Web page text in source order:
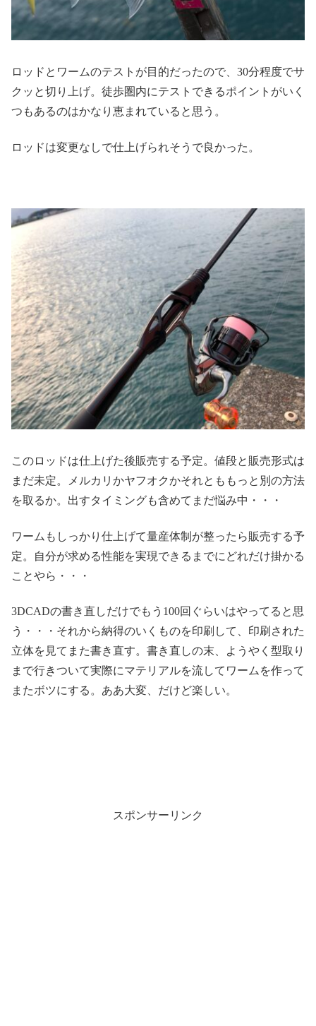
ロッドとワームのテストが目的だったので、30分程度でサ
クッと切り上げ。徒歩圏内にテストできるポイントがいく
つもあるのはかなり恵まれていると思う。
ロッドは変更なしで仕上げられそうで良かった。
このロッドは仕上げた後販売する予定。値段と販売形式は
まだ未定。メルカリかヤフオクかそれとももっと別の方法
を取るか。出すタイミングも含めてまだ悩み中・・・
ワームもしっかり仕上げて量産体制が整ったら販売する予
定。自分が求める性能を実現できるまでにどれだけ掛かる
ことやら・・・
3DCADの書き直しだけでもう100回ぐらいはやってると思
う・・・それから納得のいくものを印刷して、印刷された
立体を見てまた書き直す。書き直しの末、ようやく型取り
まで行きついて実際にマテリアルを流してワームを作って
またボツにする。ああ大変、だけど楽しい。
スポンサーリンク